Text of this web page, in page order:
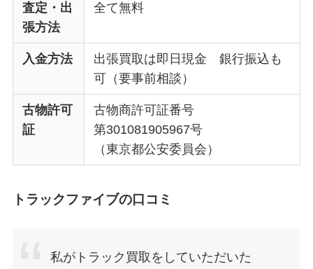
査定・出
張方法
全て無料
入金方法
出張買取は即日現金 銀行振込も
可（要事前相談）
古物許可
証
古物商許可証番号
第301081905967号
（東京都公安委員会）
トラックファイブの口コミ
私がトラック買取をしていただいた